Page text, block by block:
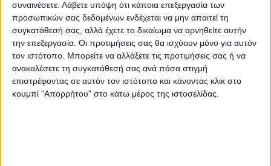
συναινέσετε. Λάβετε υπόψη ότι κάποια επεξεργασία των
προσωπικών σας δεδομένων ενδέχεται να μην απαιτεί τη
συγκατάθεσή σας, αλλά έχετε το δικαίωμα να αρνηθείτε αυτήν
την επεξεργασία. Οι προτιμήσεις σας θα ισχύουν μόνο για αυτόν
τον ιστότοπο. Μπορείτε να αλλάξετε τις προτιμήσεις σας ή να
ανακαλέσετε τη συγκατάθεσή σας ανά πάσα στιγμή
επιστρέφοντας σε αυτόν τον ιστότοπο και κάνοντας κλικ στο
κουμπί "Απορρήτου" στο κάτω μέρος της ιστοσελίδας.
ΠΑΡΟΜΟΙΑ ΑΡΘΡΑ